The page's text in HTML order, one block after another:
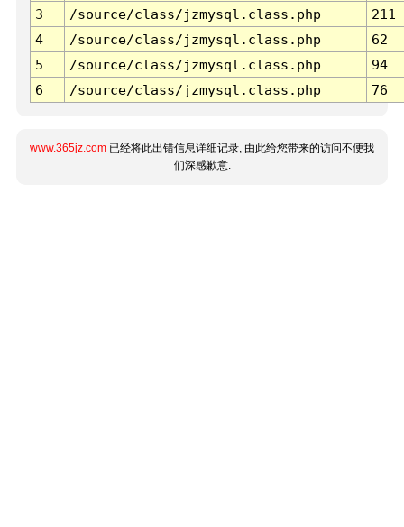
3 /source/class/jzmysql.class.php
211
4
/source/class/jzmysql.class.php
62
5
/source/class/jzmysql.class.php
94
6
/source/class/jzmysql.class.php 76
www.365jz.com 已经将此出错信息详细记录, 由此给您带来的访问不便我
们深感歉意.